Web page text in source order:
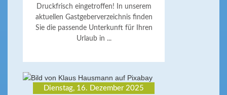
Druckfrisch eingetroffen! In unserem
aktuellen Gastgeberverzeichnis finden
Sie die passende Unterkunft für Ihren
Urlaub in ...
Dienstag, 16. Dezember 2025